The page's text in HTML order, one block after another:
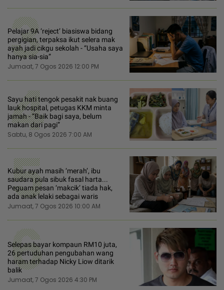
3
Pelajar 9A ‘reject’ biasiswa bidang
pergigian, terpaksa ikut selera mak
ayah jadi cikgu sekolah - “Usaha saya
hanya sia-sia”
Jumaat, 7 Ogos 2026 12:00 PM
4
Sayu hati tengok pesakit nak buang
lauk hospital, petugas KKM minta
jamah - “Baik bagi saya, belum
makan dari pagi”
Sabtu, 8 Ogos 2026 7:00 AM
5
Kubur ayah masih ‘merah’, ibu
saudara pula sibuk fasal harta...
Peguam pesan ‘makcik’ tiada hak,
ada anak lelaki sebagai waris
Jumaat, 7 Ogos 2026 10:00 AM
6
Selepas bayar kompaun RM10 juta,
26 pertuduhan pengubahan wang
haram terhadap Nicky Liow ditarik
balik
Jumaat, 7 Ogos 2026 4:30 PM